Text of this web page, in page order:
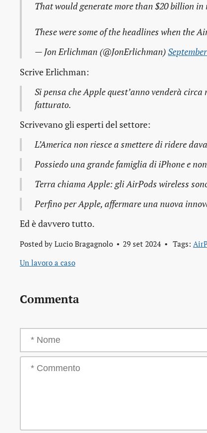
That would generate more than $20 billion in
These were some of the headlines when the
— Jon Erlichman (@JonErlichman)
Scrive Erlichman:
Si pensa che Apple quest’anno venderà
fatturato.
Scrivevano gli esperti del settore:
L’America non riesce a smettere di ridere
Possiedo una grande famiglia di iPhone e
Terra chiama Apple: gli AirPods wireless
Perfino per Apple, affermare una nuova
Ed è davvero tutto.
Posted by Lucio Bragagnolo 29 set 2024 Tags:
Un lavoro a caso
Commenta